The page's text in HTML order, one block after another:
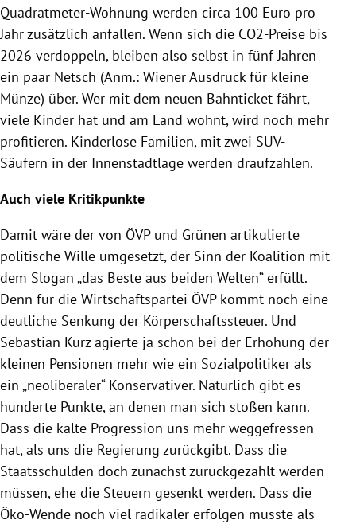
Quadratmeter-Wohnung werden circa 100 Euro pro
Jahr zusätzlich anfallen. Wenn sich die CO2-Preise bis
2026 verdoppeln, bleiben also selbst in fünf Jahren
ein paar Netsch (Anm.: Wiener Ausdruck für kleine
Münze) über. Wer mit dem neuen Bahnticket fährt,
viele Kinder hat und am Land wohnt, wird noch mehr
profitieren. Kinderlose Familien, mit zwei SUV-
Säufern in der Innenstadtlage werden draufzahlen.
Auch viele Kritikpunkte
Damit wäre der von ÖVP und Grünen artikulierte
politische Wille umgesetzt, der Sinn der Koalition mit
dem Slogan „das Beste aus beiden Welten“ erfüllt.
Denn für die Wirtschaftspartei ÖVP kommt noch eine
deutliche Senkung der Körperschaftssteuer. Und
Sebastian Kurz agierte ja schon bei der Erhöhung der
kleinen Pensionen mehr wie ein Sozialpolitiker als
ein „neoliberaler“ Konservativer. Natürlich gibt es
hunderte Punkte, an denen man sich stoßen kann.
Dass die kalte Progression uns mehr weggefressen
hat, als uns die Regierung zurückgibt. Dass die
Staatsschulden doch zunächst zurückgezahlt werden
müssen, ehe die Steuern gesenkt werden. Dass die
Öko-Wende noch viel radikaler erfolgen müsste als